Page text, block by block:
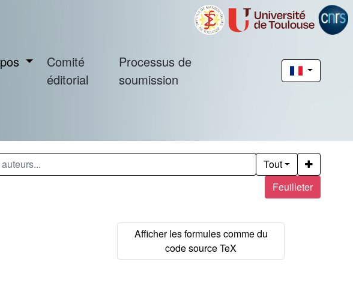
Comité
éditorial
Processus de
soumission
Feuilleter
Tout